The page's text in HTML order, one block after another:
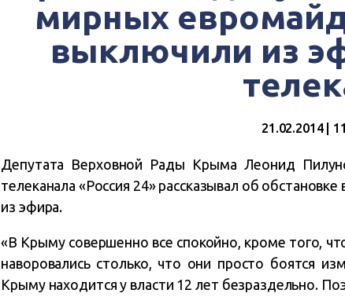
мирных
выключили из
21.02.2014 |
Депутата Верховной Рады Крыма Леонид
телеканала «Россия 24» рассказывал об
из эфира.
«В Крыму совершенно все спокойно, кроме того,
наворовались столько, что они просто боятся
Крыму находится у власти 12 лет безраздельно.